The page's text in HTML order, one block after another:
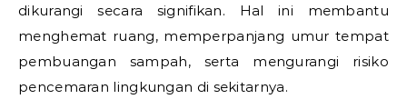
dikurangi secara signifikan. Hal ini membantu
menghemat ruang, memperpanjang umur tempat
pembuangan sampah, serta mengurangi risiko
pencemaran lingkungan di sekitarnya.